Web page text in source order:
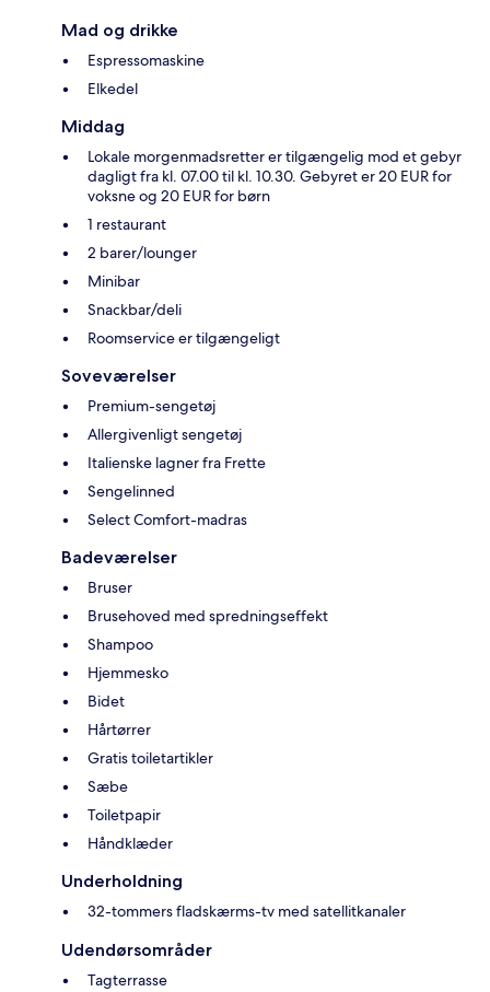
Mad og drikke
Espressomaskine
Elkedel
Middag
Lokale morgenmadsretter er tilgængelig mod et gebyr
dagligt fra kl. 07.00 til kl. 10.30. Gebyret er 20 EUR for
voksne og 20 EUR for børn
1 restaurant
2 barer/lounger
Minibar
Snackbar/deli
Roomservice er tilgængeligt
Soveværelser
Premium-sengetøj
Allergivenligt sengetøj
Italienske lagner fra Frette
Sengelinned
Select Comfort-madras
Badeværelser
Bruser
Brusehoved med spredningseffekt
Shampoo
Hjemmesko
Bidet
Hårtørrer
Gratis toiletartikler
Sæbe
Toiletpapir
Håndklæder
Underholdning
32-tommers fladskærms-tv med satellitkanaler
Udendørsområder
Tagterrasse